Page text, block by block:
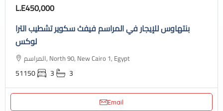
L.E450,000
بنتهاوس للإيجار في المراسم فيفث سكوير تشطيب الترا
لوكس
المراسم, North 90, New Cairo 1, Egypt
51150 3 3
Email